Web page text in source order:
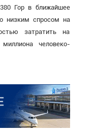
Гор в ближайшее
низким спросом на
затратить на
человеко-